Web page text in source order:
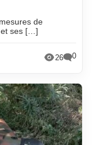
de
et ses […]
26 0